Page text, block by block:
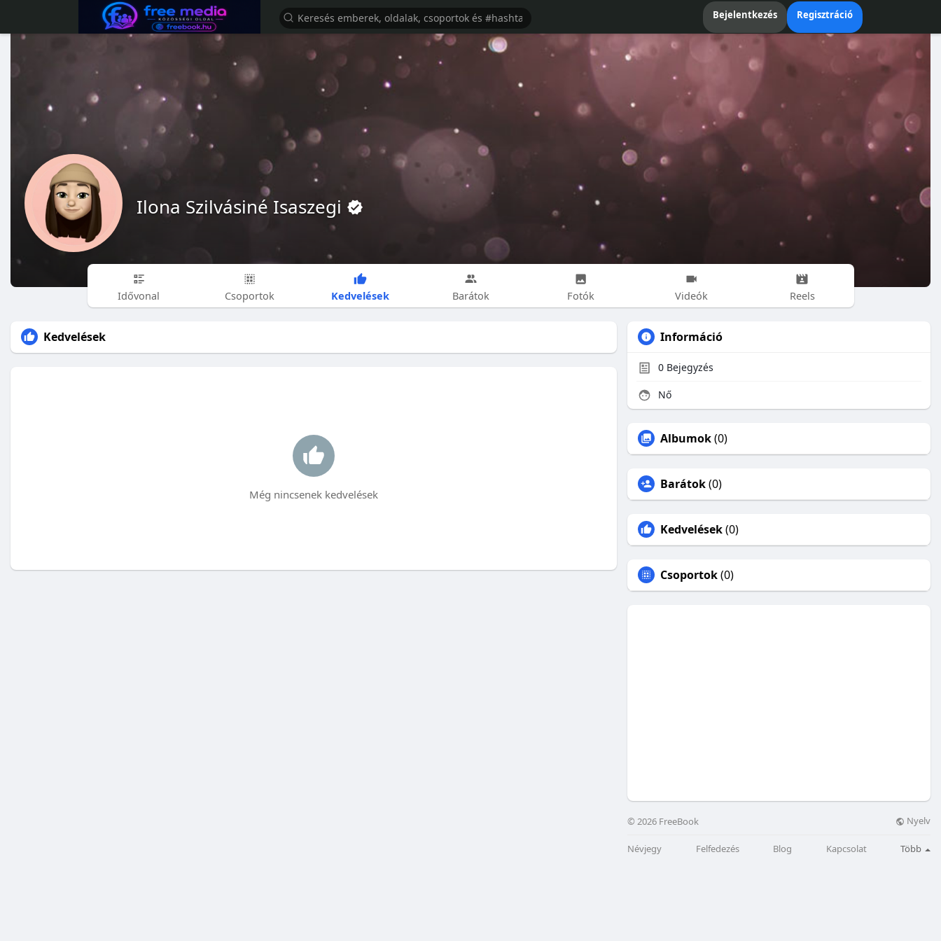
Bejelentkezés Regisztráció
Ilona Szilvásiné Isaszegi
Idővonal Csoportok Kedvelések Barátok Fotók Videók Reels
Kedvelések
Még nincsenek kedvelések
Információ
0 Bejegyzés
Nő
Albumok(0)
Barátok(0)
Kedvelések(0)
Csoportok(0)
© 2026 FreeBook Nyelv
Névjegy Felfedezés Blog Kapcsolat Több